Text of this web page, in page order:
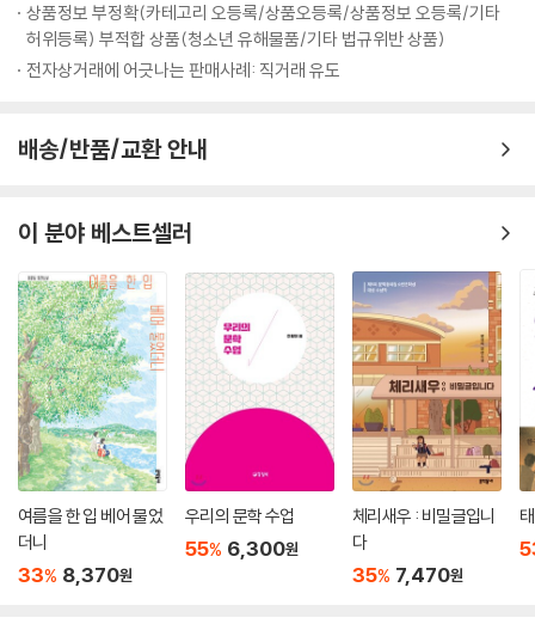
상품정보 부정확(카테고리 오등록/상품오등록/상품정보 오등록/기타
허위등록) 부적합 상품(청소년 유해물품/기타 법규위반 상품)
전자상거래에 어긋나는 판매사례: 직거래 유도
배송/반품/교환 안내
이 분야 베스트셀러
여름을 한 입 베어 물었
더니
33% 8,370원
우리의 문학 수업
55% 6,300원
체리새우 : 비밀글입니
다
35% 7,470원